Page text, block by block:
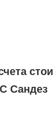
Сандез